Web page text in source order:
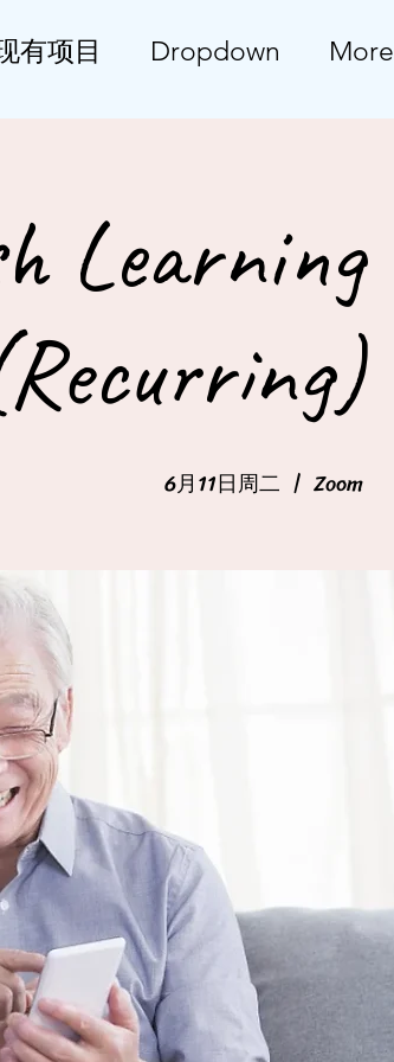
有项目 Dropdown More
Learning
6月11日周二
  |
Zoom